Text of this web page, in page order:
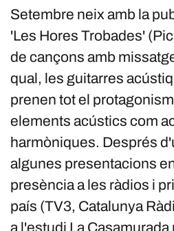
Setembre neix amb la
'Les Hores Trobades'
de cançons amb
qual, les guitarres
prenen tot el
elements acústics com
harmòniques. Després
algunes presentacions
presència a les ràdios i
país (TV3, Catalunya
a l'estudi La Casamurada